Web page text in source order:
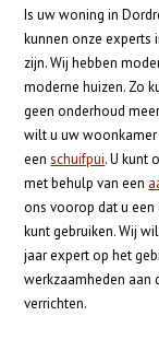
Is uw woning in
kunnen onze experts
zijn. Wij hebben
moderne huizen. Zo
geen onderhoud
wilt u uw woonkamer
eenschuifpui. U kunt
met behulp van een
ons voorop dat u
kunt gebruiken. Wij
jaar expert op het
werkzaamheden aan
verrichten.